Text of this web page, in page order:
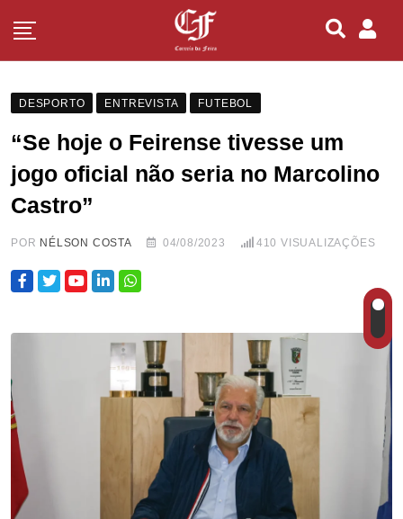
DESPORTO ENTREVISTA FUTEBOL
“Se hoje o Feirense tivesse um
jogo oficial não seria no Marcolino
Castro”
POR NÉLSON COSTA 04/08/2023 410 VISUALIZAÇÕES